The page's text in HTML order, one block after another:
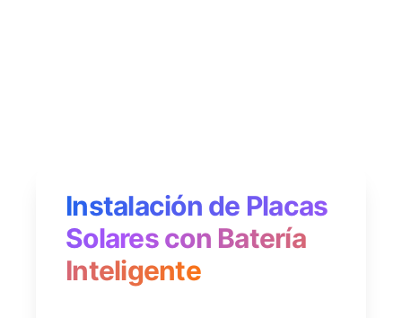
Instalación de Placas
Solares con Batería
Inteligente